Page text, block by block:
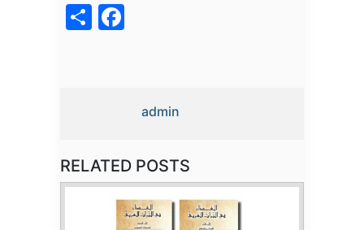
admin
RELATED POSTS